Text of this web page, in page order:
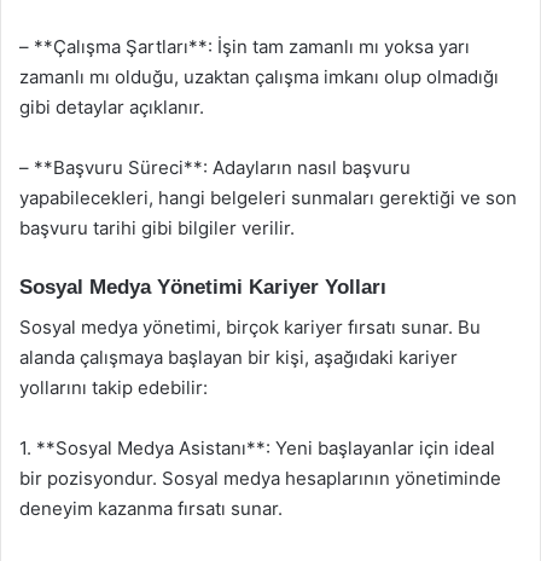
– **Çalışma Şartları**: İşin tam zamanlı mı yoksa yarı
zamanlı mı olduğu, uzaktan çalışma imkanı olup olmadığı
gibi detaylar açıklanır.
– **Başvuru Süreci**: Adayların nasıl başvuru
yapabilecekleri, hangi belgeleri sunmaları gerektiği ve son
başvuru tarihi gibi bilgiler verilir.
Sosyal Medya Yönetimi Kariyer Yolları
Sosyal medya yönetimi, birçok kariyer fırsatı sunar. Bu
alanda çalışmaya başlayan bir kişi, aşağıdaki kariyer
yollarını takip edebilir:
1. **Sosyal Medya Asistanı**: Yeni başlayanlar için ideal
bir pozisyondur. Sosyal medya hesaplarının yönetiminde
deneyim kazanma fırsatı sunar.